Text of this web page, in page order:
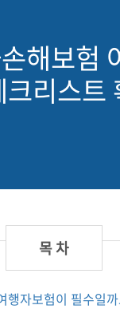
해보험
리스트
행자보험이 필수일